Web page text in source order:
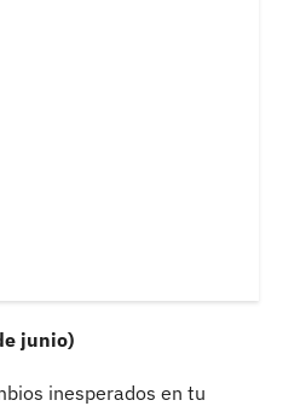
junio)
inesperados en tu